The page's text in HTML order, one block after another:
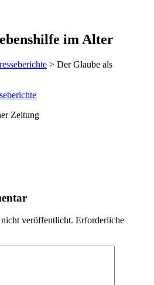
im Alter
> Der Glaube als
Zeitung
veröffentlicht. Erforderliche